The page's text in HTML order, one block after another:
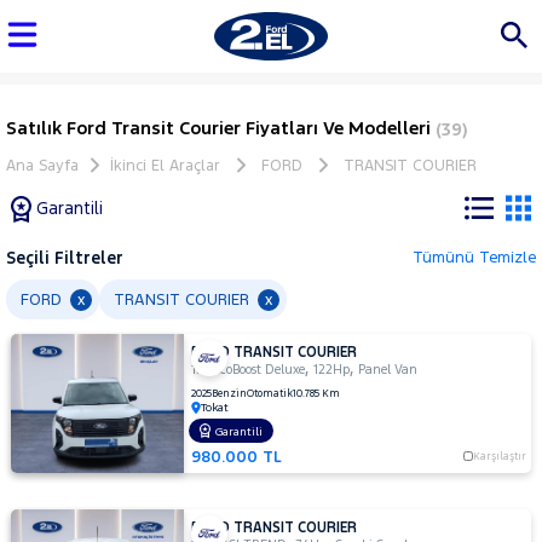
Satılık Ford Transit Courier Fiyatları Ve Modelleri (39)
Ana Sayfa İkinci El Araçlar FORD TRANSIT COURIER
Garantili
Tüm
Araçlar
AUDI
BMC
BMW
BYD
Seçili Filtreler Tümünü Temizle
FORD x TRANSIT COURIER x
FORD TRANSIT COURIER
1.0 EcoBoost Deluxe,122Hp, Panel Van
2025BenzinOtomatik10.785 Km
Tokat
980.000 TL Karşılaştır
Garantili
FORD TRANSIT COURIER